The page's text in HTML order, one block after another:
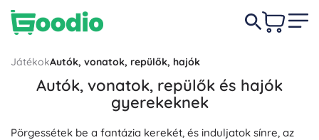
JátékokAutók, vonatok, repülők, hajók
Autók, vonatok, repülők és hajók
gyerekeknek
Pörgessétek be a fantázia kerekét, és induljatok sínre, az